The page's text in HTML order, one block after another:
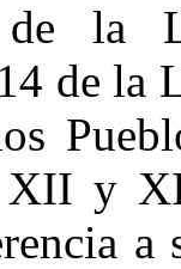
de la
de
y